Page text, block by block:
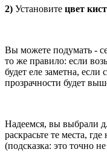
2) Установите цвет
Вы можете подумать -
то же правило: если
будет еле заметна, если
прозрачности будет
Надеемся, вы выбрали
раскрасьте те места,
(подсказка: это точно